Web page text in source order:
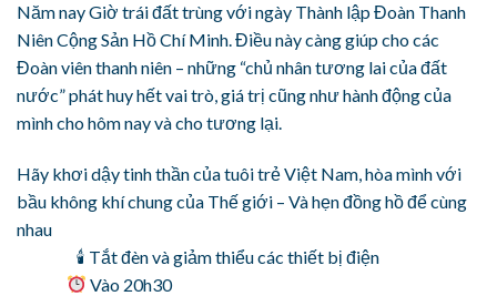
Năm nay Giờ trái đất trùng với ngày Thành lập Đoàn Thanh
Niên Cộng Sản Hồ Chí Minh. Điều này càng giúp cho các
Đoàn viên thanh niên – những “chủ nhân tương lai của đất
nước” phát huy hết vai trò, giá trị cũng như hành động của
mình cho hôm nay và cho tương lại.
Hãy khơi dậy tinh thần của tuôi trẻ Việt Nam, hòa mình với
bầu không khí chung của Thế giới – Và hẹn đồng hồ để cùng
nhau
🕯 Tắt đèn và giảm thiểu các thiết bị điện
Vào 20h30